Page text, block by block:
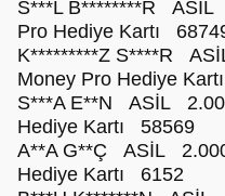
S***L B********R ASİL
Pro Hediye Kartı
K*********Z S****R
Money Pro Hediye
S***A E**N ASİL
Hediye Kartı 58569
A**A G**Ç ASİL
Hediye Kartı 6152